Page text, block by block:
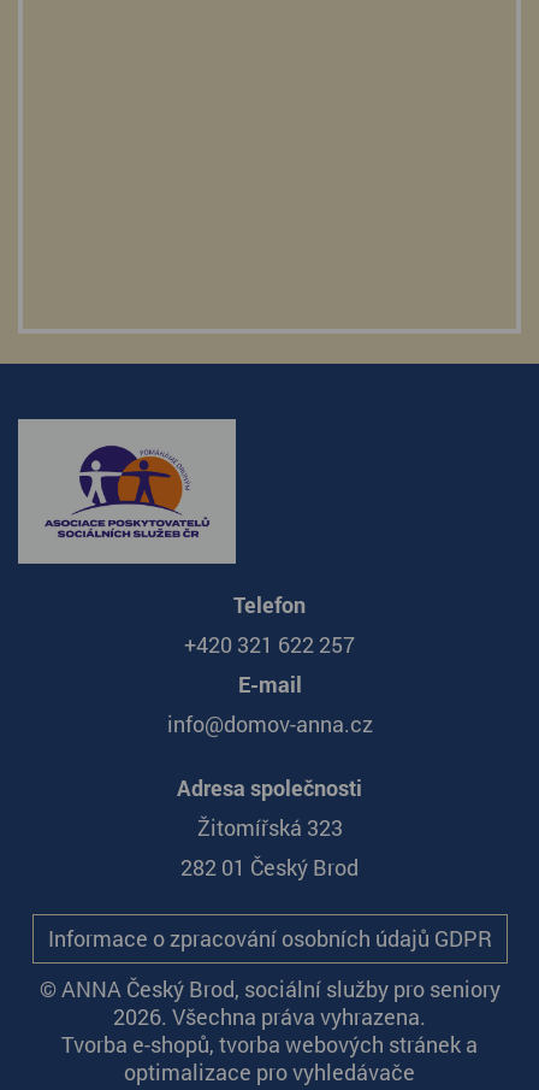
Telefon
+420 321 622 257
E-mail
info@domov-anna.cz
Adresa společnosti
Žitomířská 323
282 01 Český Brod
Informace o zpracování osobních údajů GDPR
© ANNA Český Brod, sociální služby pro seniory
2026. Všechna práva vyhrazena.
Tvorba e-shopů, tvorba webových stránek a
optimalizace pro vyhledávače